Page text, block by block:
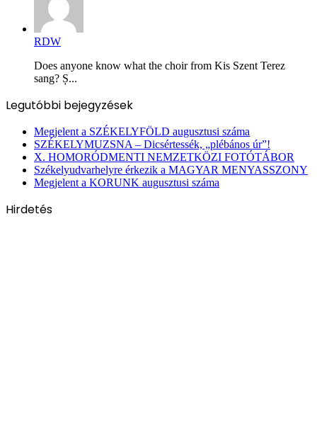
RDW
Does anyone know what the choir from Kis Szent Terez
sang? Ș...
Legutóbbi bejegyzések
Megjelent a SZÉKELYFÖLD augusztusi száma
SZÉKELYMUZSNA – Dicsértessék, „plébános úr”!
X. HOMORÓDMENTI NEMZETKÖZI FOTÓTÁBOR
Székelyudvarhelyre érkezik a MAGYAR MENYASSZONY
Megjelent a KORUNK augusztusi száma
Hirdetés